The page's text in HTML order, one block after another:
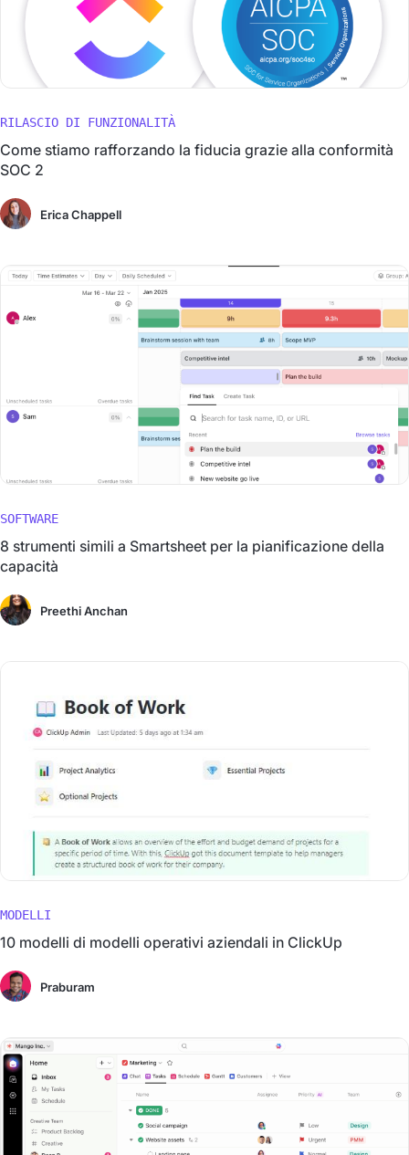
RILASCIO DI FUNZIONALITÀ
Come stiamo rafforzando la fiducia grazie alla conformità
SOC 2
Erica Chappell
SOFTWARE
8 strumenti simili a Smartsheet per la pianificazione della
capacità
Preethi Anchan
MODELLI
10 modelli di modelli operativi aziendali in ClickUp
Praburam